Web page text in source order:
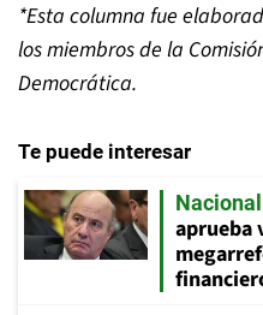
*Esta columna fue
los miembros de la
Democrática.
Te puede interesar
Nacional
aprueba